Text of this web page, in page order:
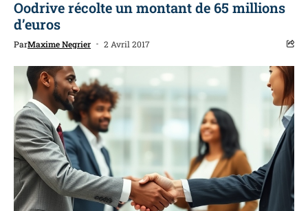
Oodrive récolte un montant de 65 millions
d’euros
ParMaxime Negrier 2 Avril 2017